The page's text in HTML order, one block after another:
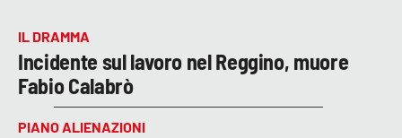
IL DRAMMA
Incidente sul lavoro nel Reggino, muore
Fabio Calabrò
PIANO ALIENAZIONI